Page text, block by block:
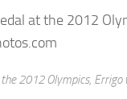
2012 Olympics, Errigo